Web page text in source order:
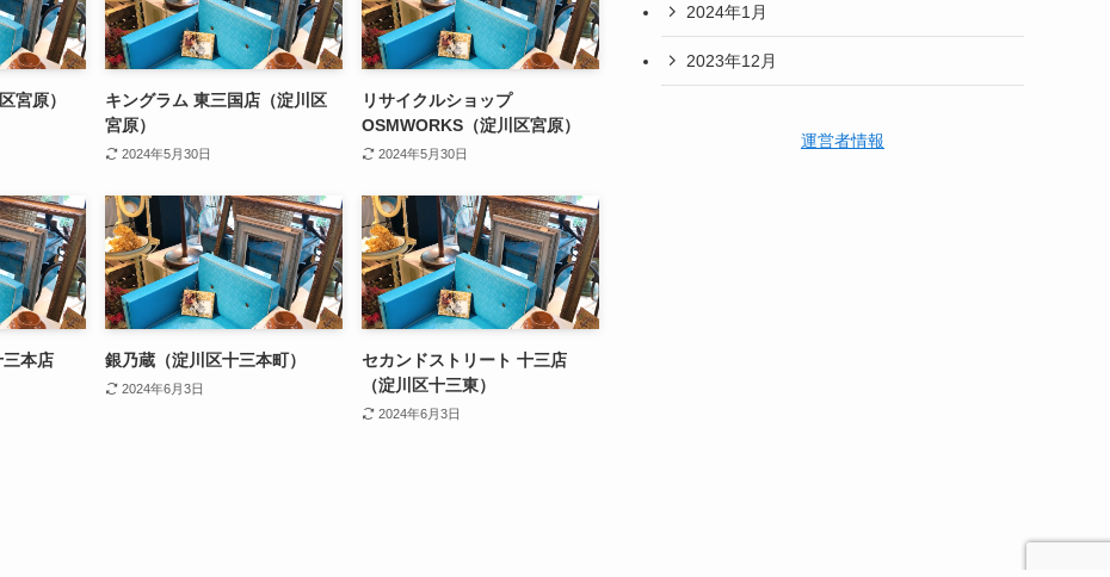
宮原）
キングラム 東三国店（淀川区
宮原）
2024年5月30日
リサイクルショップ
OSMWORKS（淀川区宮原）
2024年5月30日
三本店
銀乃蔵（淀川区十三本町）
2024年6月3日
セカンドストリート 十三店
（淀川区十三東）
2024年6月3日
2024年1月
2023年12月
運営者情報